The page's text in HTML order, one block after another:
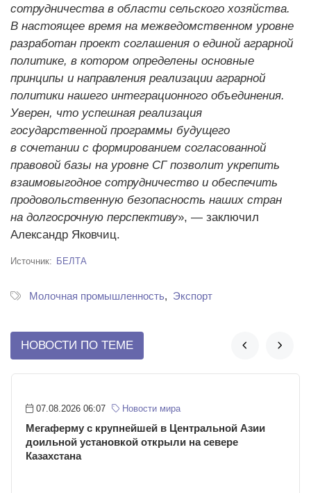
сотрудничества в области сельского хозяйства.
В настоящее время на межведомственном уровне
разработан проект соглашения о единой аграрной
политике, в котором определены основные
принципы и направления реализации аграрной
политики нашего интеграционного объединения.
Уверен, что успешная реализация
государственной программы будущего
в сочетании с формированием согласованной
правовой базы на уровне СГ позволит укрепить
взаимовыгодное сотрудничество и обеспечить
продовольственную безопасность наших стран
на долгосрочную перспективу», — заключил
Александр Яковчиц.
Источник БЕЛТА
Молочная промышленность Экспорт
НОВОСТИ ПО ТЕМЕ  
07.08.2026 06:07 Новости мира
Мегаферму с крупнейшей в Центральной Азии
доильной установкой открыли на севере
Казахстана